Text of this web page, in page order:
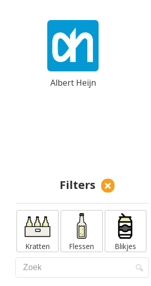
Albert Heijn
Filters
Kratten Flessen Blikjes